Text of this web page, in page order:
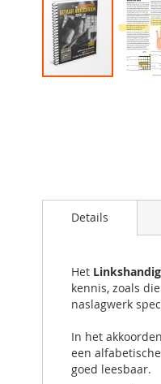
gallery
Details
Het
kennis, zoals
naslagwerk
In het
een
goed leesbaar.